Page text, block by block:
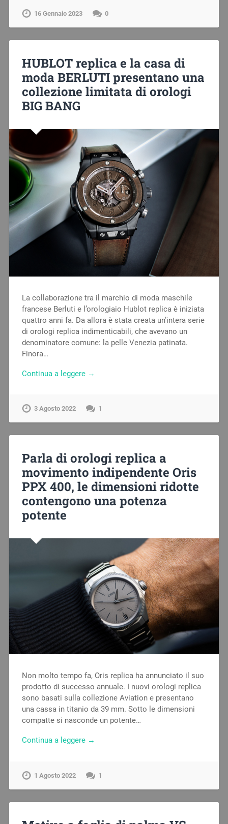
16 Gennaio 2023 0
HUBLOT replica e la casa di
moda BERLUTI presentano una
collezione limitata di orologi
BIG BANG
La collaborazione tra il marchio di moda maschile
francese Berluti e l’orologiaio Hublot replica è iniziata
quattro anni fa. Da allora è stata creata un’intera serie
di orologi replica indimenticabili, che avevano un
denominatore comune: la pelle Venezia patinata.
Finora…
Continua a leggere →
3 Agosto 2022 1
Parla di orologi replica a
movimento indipendente Oris
PPX 400, le dimensioni ridotte
contengono una potenza
potente
Non molto tempo fa, Oris replica ha annunciato il suo
prodotto di successo annuale. I nuovi orologi replica
sono basati sulla collezione Aviation e presentano
una cassa in titanio da 39 mm. Sotto le dimensioni
compatte si nasconde un potente…
Continua a leggere →
1 Agosto 2022 1